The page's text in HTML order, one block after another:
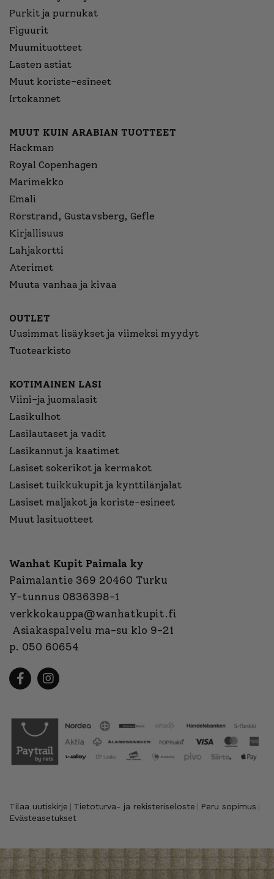
Purkit ja purnukat
Figuurit
Muumituotteet
Lasten astiat
Muut koriste-esineet
Irtokannet
MUUT KUIN ARABIAN TUOTTEET
Hackman
Royal Copenhagen
Marimekko
Emali
Rörstrand, Gustavsberg, Gefle
Kirjallisuus
Lahjakortti
Aterimet
Muuta vanhaa ja kivaa
OUTLET
Uusimmat lisäykset ja viimeksi myydyt
Tuotearkisto
KOTIMAINEN LASI
Viini-ja juomalasit
Lasikulhot
Lasilautaset ja vadit
Lasikannut ja kaatimet
Lasiset sokerikot ja kermakot
Lasiset tuikkukupit ja kynttilänjalat
Lasiset maljakot ja koriste-esineet
Muut lasituotteet
Wanhat Kupit Paimala ky
Paimalantie 369 20460 Turku
Y-tunnus 0836398-1
verkkokauppa@wanhatkupit.fi
Asiakaspalvelu ma-su klo 9-21
p. 050 60654
Tilaa uutiskirje Tietoturva- ja rekisteriseloste Peru sopimus
Evästeasetukset